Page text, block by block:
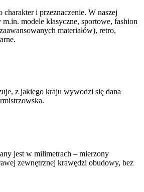
charakter i przeznaczenie. W naszej
modele klasyczne, sportowe, fashion
materiałów), retro,
z jakiego kraju wywodzi się dana
jest w milimetrach – mierzony
zewnętrznej krawędzi obudowy, bez